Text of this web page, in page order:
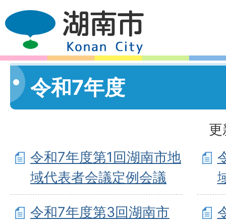
令和7年度
令和7年度第1回湖南市地
域代表者会議定例会議
令和7年度第3回湖南市